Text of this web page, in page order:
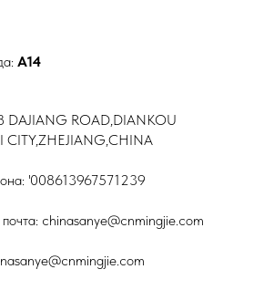
A14
DAJIANG ROAD,DIANKOU
CITY,ZHEJIANG,CHINA
'008613967571239
chinasanye@cnmingjie.com